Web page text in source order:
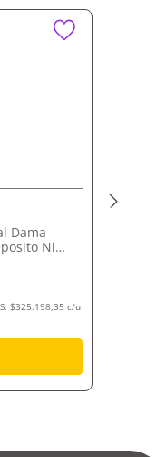
Dama
Ni
$325.198,35 c/u